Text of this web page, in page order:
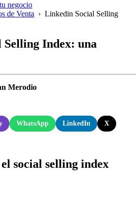
negocio
de Venta › Linkedin Social Selling
Index: una
Merodio
WhatsApp LinkedIn X
social selling index